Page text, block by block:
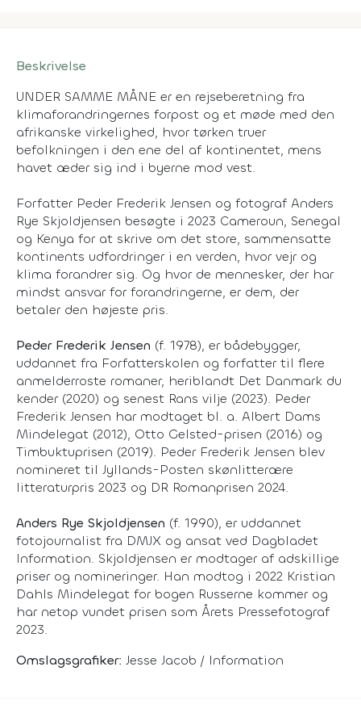
Beskrivelse
UNDER SAMME MÅNE er en rejseberetning fra
klimaforandringernes forpost og et møde med den
afrikanske virkelighed, hvor tørken truer
befolkningen i den ene del af kontinentet, mens
havet æder sig ind i byerne mod vest.
Forfatter Peder Frederik Jensen og fotograf Anders
Rye Skjoldjensen besøgte i 2023 Cameroun, Senegal
og Kenya for at skrive om det store, sammensatte
kontinents udfordringer i en verden, hvor vejr og
klima forandrer sig. Og hvor de mennesker, der har
mindst ansvar for forandringerne, er dem, der
betaler den højeste pris.
Peder Frederik Jensen (f. 1978), er bådebygger,
uddannet fra Forfatterskolen og forfatter til flere
anmelderroste romaner, heriblandt Det Danmark du
kender (2020) og senest Rans vilje (2023). Peder
Frederik Jensen har modtaget bl. a. Albert Dams
Mindelegat (2012), Otto Gelsted-prisen (2016) og
Timbuktuprisen (2019). Peder Frederik Jensen blev
nomineret til Jyllands-Posten skønlitterære
litteraturpris 2023 og DR Romanprisen 2024.
Anders Rye Skjoldjensen (f. 1990), er uddannet
fotojournalist fra DMJX og ansat ved Dagbladet
Information. Skjoldjensen er modtager af adskillige
priser og nomineringer. Han modtog i 2022 Kristian
Dahls Mindelegat for bogen Russerne kommerog
har netop vundet prisen som Årets Pressefotograf
2023.
Omslagsgrafiker: Jesse Jacob / Information